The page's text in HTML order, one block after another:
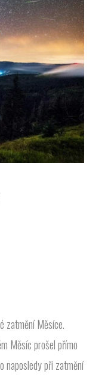
zatmění Měsíce.
Měsíc prošel přímo
naposledy při zatmění